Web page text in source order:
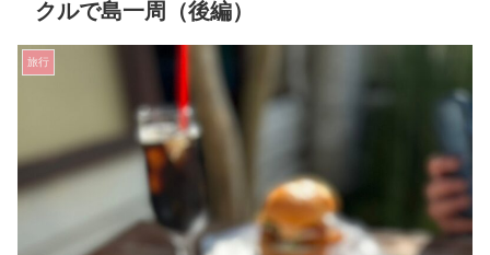
クルで島一周（後編）
旅行